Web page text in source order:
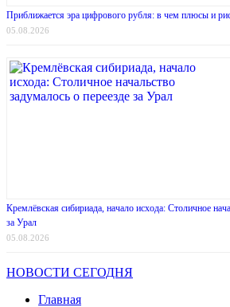
Приближается эра цифрового рубля: в чем плюсы и
05.08.2026
Кремлёвская сибириада, начало исхода: Столичное
за Урал
05.08.2026
НОВОСТИ СЕГОДНЯ
Главная